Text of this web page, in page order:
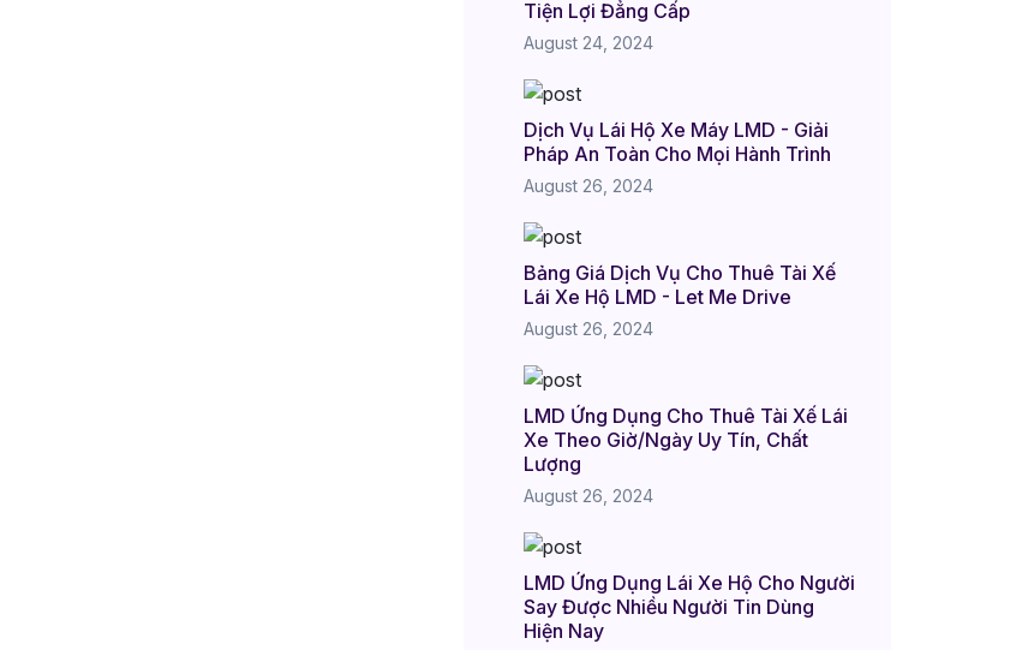
Tiện Lợi Đẳng Cấp
August 24, 2024
Dịch Vụ Lái Hộ Xe Máy LMD - Giải
Pháp An Toàn Cho Mọi Hành Trình
August 26, 2024
Bảng Giá Dịch Vụ Cho Thuê Tài Xế
Lái Xe Hộ LMD - Let Me Drive
August 26, 2024
LMD Ứng Dụng Cho Thuê Tài Xế Lái
Xe Theo Giờ/Ngày Uy Tín, Chất
Lượng
August 26, 2024
LMD Ứng Dụng Lái Xe Hộ Cho Người
Say Được Nhiều Người Tin Dùng
Hiện Nay